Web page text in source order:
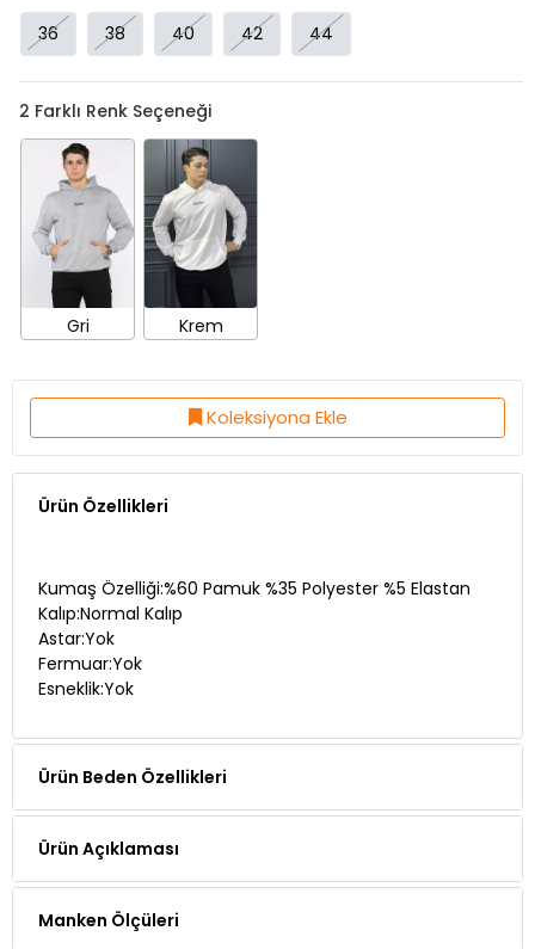
36 38 40 42 44
2 Farklı Renk Seçeneği
Gri Krem
Koleksiyona Ekle
Ürün Özellikleri
Kumaş Özelliği:%60 Pamuk %35 Polyester %5 Elastan
Kalıp:Normal Kalıp
Astar:Yok
Fermuar:Yok
Esneklik:Yok
Ürün Beden Özellikleri
Ürün Açıklaması
Manken Ölçüleri